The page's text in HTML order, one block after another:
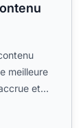
meilleure
et